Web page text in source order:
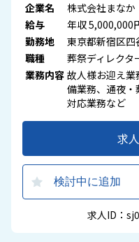
企業名
株式会社まな
給与
年収 5,000,000
勤務地
東京都新宿区
職種
葬祭ディレクタ
業務内容 故人様お迎え
備業務、通夜
対応業務など
求
検討中に追加
求人ID：